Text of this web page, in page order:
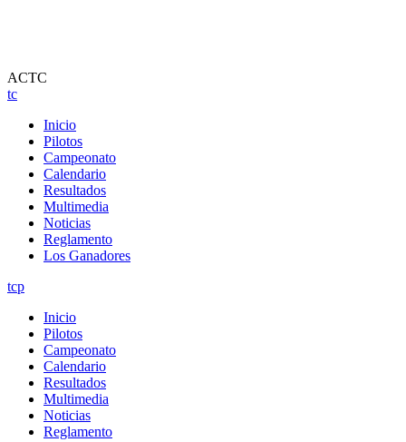
ACTC
tc
Inicio
Pilotos
Campeonato
Calendario
Resultados
Multimedia
Noticias
Reglamento
Los Ganadores
tcp
Inicio
Pilotos
Campeonato
Calendario
Resultados
Multimedia
Noticias
Reglamento